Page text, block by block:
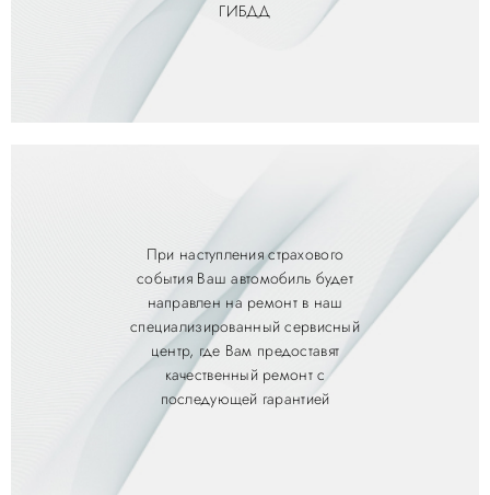
ГИБДД
При наступления страхового
события Ваш автомобиль будет
направлен на ремонт в наш
специализированный сервисный
центр, где Вам предоставят
качественный ремонт с
последующей гарантией